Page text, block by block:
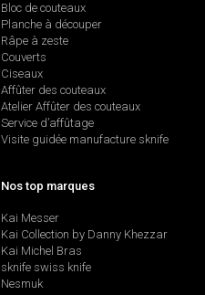
Bloc de couteaux
Planche à découper
Râpe à zeste
Couverts
Ciseaux
Affûter des couteaux
Atelier Affûter des couteaux
Service d’affûtage
Visite guidée manufacture sknife
Nos top marques
Kai Messer
Kai Collection by Danny Khezzar
Kai Michel Bras
sknife swiss knife
Nesmuk